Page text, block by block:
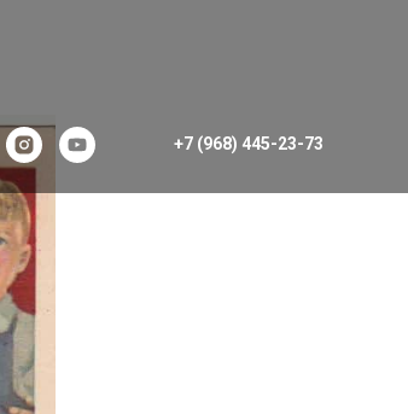
+7 (968) 445-23-73